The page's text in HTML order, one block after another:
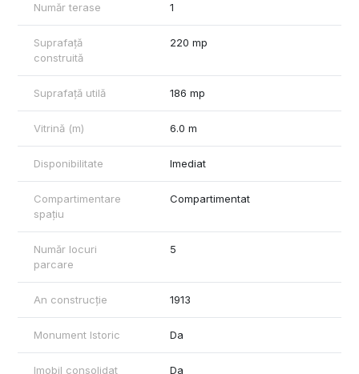
un plus foarte mare este că utilitățile sunt incluse în prețul
chiriei.
Încălzirea se face cu pompa de căldura, prin pardoseală și sunt
Spațiul beneficiază de 2 intrări și toate condițiile necesare
pentru funcționarea unei clinici.
Nu cred că este momentul să mai stai pe gânduri, dar dacă
totuși încă nu te-ai convins de beneficiile pe care ți le poate
aduce acest spațiu special, atunci te invit la vizionare!
Pentru mai multe detalii sau pentru a programa o vizionare,
contactează-mă!
Pentru mai multe poze, acceseaza site-ul reevo.ro!
Ștefan Filip Consultant Imobiliar REEVO
Număr terase 1
Suprafață
construită
220 mp
Suprafață utilă 186 mp
Vitrină (m) 6.0 m
Disponibilitate Imediat
Compartimentare
spațiu
Compartimentat
Număr locuri
parcare
5
An construcție 1913
Monument Istoric Da
Imobil consolidat Da